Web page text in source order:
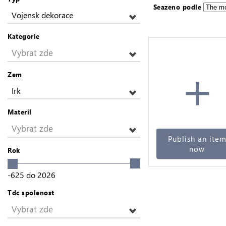
Vojensk dekorace
Kategorie
Vybrat zde
Zem
Irk
Materil
Vybrat zde
Rok
-625 do 2026
Tdc spolenost
Vybrat zde
Seazeno podle
+
Publish an item
now